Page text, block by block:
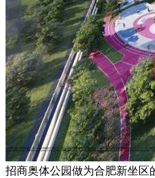
招商奥体公园做为合肥新坐区